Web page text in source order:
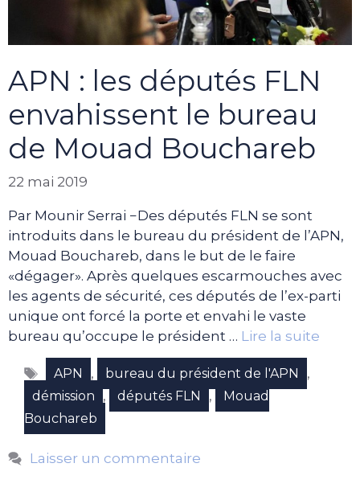
APN : les députés FLN
envahissent le bureau
de Mouad Bouchareb
22 mai 2019
Par Mounir Serrai −Des députés FLN se sont
introduits dans le bureau du président de l’APN,
Mouad Bouchareb, dans le but de le faire
«dégager». Après quelques escarmouches avec
les agents de sécurité, ces députés de l’ex-parti
unique ont forcé la porte et envahi le vaste
bureau qu’occupe le président … Lire la suite
Étiquettes
APN , bureau du président de l'APN ,
démission , députés FLN ,
Mouad
Bouchareb
Laisser un commentaire